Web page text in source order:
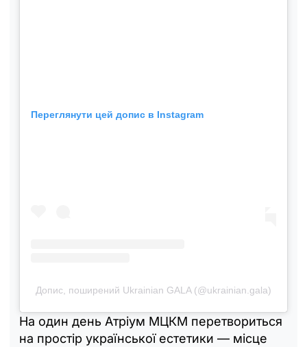
Переглянути цей допис в Instagram
Допис, поширений Ukrainian GALA (@ukrainian.gala)
На один день Атріум МЦКМ перетвориться
на простір української естетики — місце